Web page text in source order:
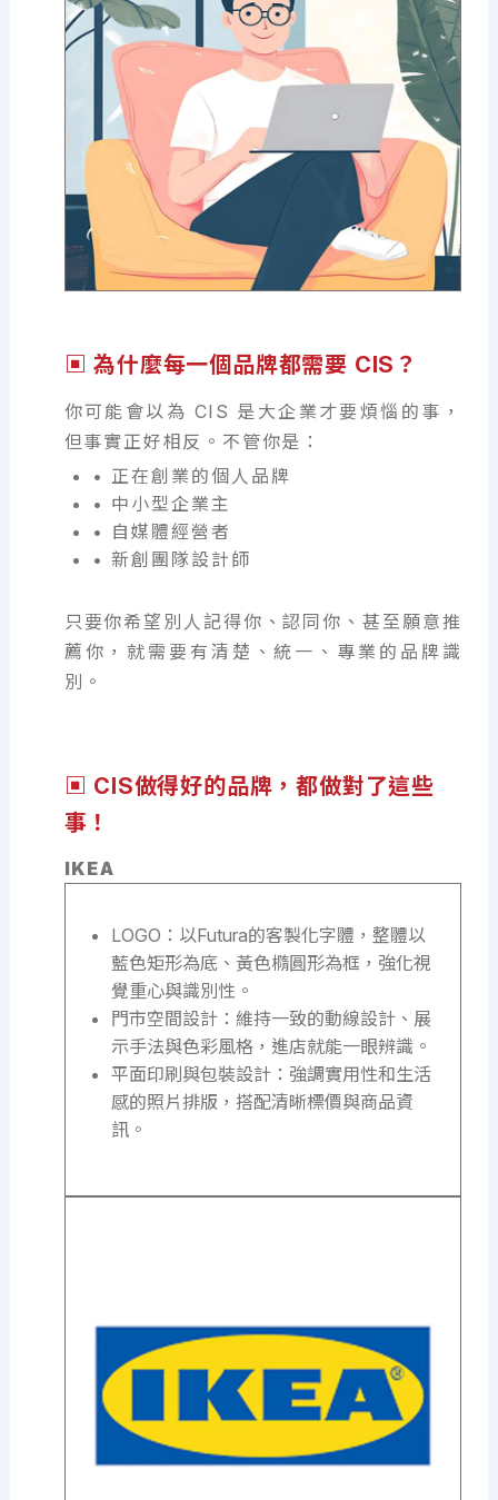
▣ 為什麼每一個品牌都需要 CIS？
你可能會以為 CIS 是大企業才要煩惱的事，
但事實正好相反。不管你是：
• 正在創業的個人品牌
• 中小型企業主
• 自媒體經營者
• 新創團隊設計師
只要你希望別人記得你、認同你、甚至願意推
薦你，就需要有清楚、統一、專業的品牌識
別。
▣ CIS做得好的品牌，都做對了這些
事！
IKEA
LOGO：以Futura的客製化字體，整體以
藍色矩形為底、黃色橢圓形為框，強化視
覺重心與識別性。
門市空間設計：維持一致的動線設計、展
示手法與色彩風格，進店就能一眼辨識。
平面印刷與包裝設計：強調實用性和生活
感的照片排版，搭配清晰標價與商品資
訊。